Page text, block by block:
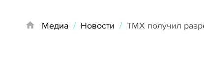
Медиа / Новости / ТМХ получил